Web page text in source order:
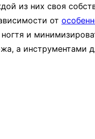
из них своя
от
ногтя и
а